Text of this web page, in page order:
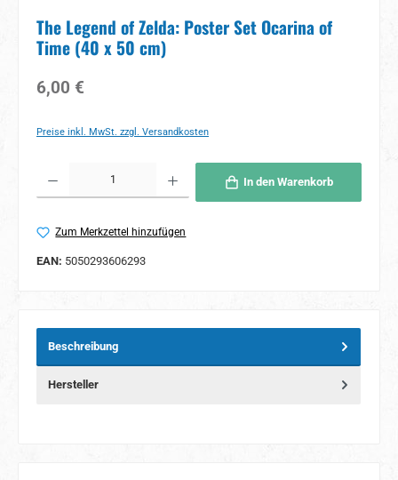
The Legend of Zelda: Poster Set Ocarina of
Time (40 x 50 cm)
Regulärer Preis:
6,00 €
Preise inkl. MwSt. zzgl. Versandkosten
In den Warenkorb
Zum Merkzettel hinzufügen
EAN: 5050293606293
Beschreibung
Hersteller